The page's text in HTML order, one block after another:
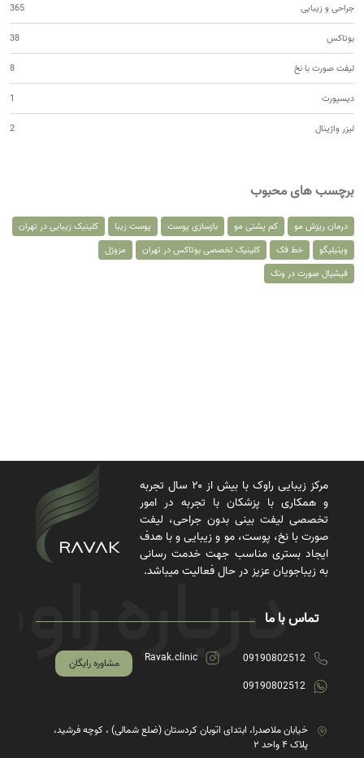
جراحی و زیبایی 365
بوتاکس 38
لیفت صورت با نخ 8
دیسپورت 1
لیزر واژینال 2
برچسب های محبوب
درمان ریزش مو کم پشتی مو بازسازی پوست پوست زیبا
کلینیک زیبایی در تهران
ویتیلیگو
خط فک کلینیک تخصصی بوتاکس در تهران
مزوژل
فیشیال صورت در ونک
مرکز زیبایی راوک با بیش از ۲۰ سال تجربه
و همکاری با پزشکان با تجربه در امور
تخصصی لیفت بینی بدون جراحی، لیفت
صورت با نخ، پوست، مو و زیبایی و با هدف
ایجاد بستری مناسب جهت خدمت رسانی
به زیباجویان عزیز در حال فعالیت میباشد.
تماس با ما
09190802512
09190802512
Ravak.clinic مشاوره رایگان
خیابان ملاصدرا، ابتدای اتوبان کردستان (ضلع شمالی) ، کوچه فرشید،
پلاک ۴ واحد ۲